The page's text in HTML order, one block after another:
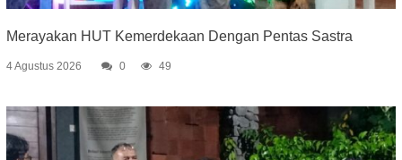
Merayakan HUT Kemerdekaan Dengan Pentas Sastra
4 Agustus 2026 0 49